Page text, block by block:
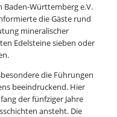
Baden-Württemberg e.V.
die Gäste rund
mineralischer
Edelsteine sieben oder
die Führungen
beeindruckend. Hier
der fünfziger Jahre
ansteht. Die